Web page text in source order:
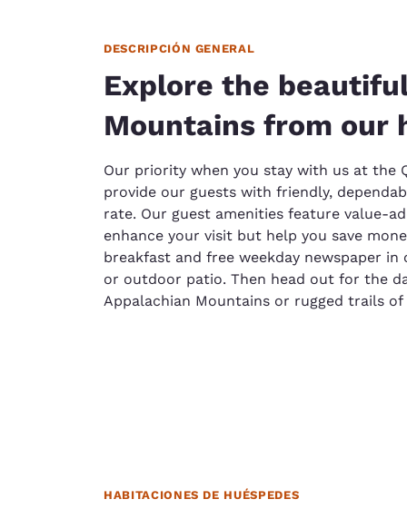
DESCRIPCIÓN GENERAL
Explore the
Mountains from our
Our priority when you stay with us at the
provide our guests with friendly,
rate. Our guest amenities feature value-
enhance your visit but help you save
breakfast and free weekday newspaper in
or outdoor patio. Then head out for the
Appalachian Mountains or rugged trails of
HABITACIONES DE HUÉSPEDES